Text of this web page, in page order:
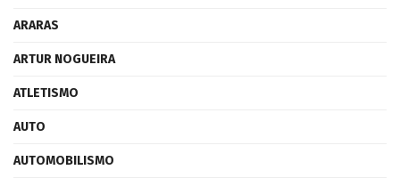
ARARAS
ARTUR NOGUEIRA
ATLETISMO
AUTO
AUTOMOBILISMO